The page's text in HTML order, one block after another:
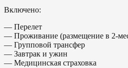
Включено:
— Перелет
— Проживание (размещение в 2-
— Групповой трансфер
— Завтрак и ужин
— Медицинская страховка